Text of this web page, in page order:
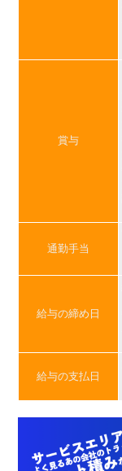
賞与
通勤手当
給与の締め日
給与の支払日